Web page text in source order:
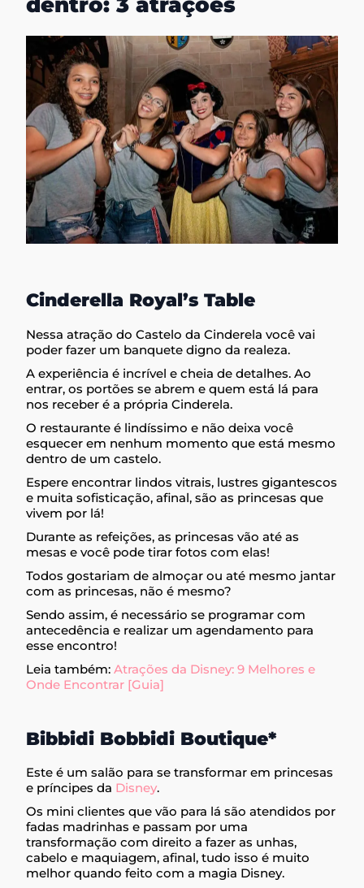
Cinderella Royal’s Table
Nessa atração do Castelo da Cinderela você vai
poder fazer um banquete digno da realeza.
A experiência é incrível e cheia de detalhes. Ao
entrar, os portões se abrem e quem está lá para
nos receber é a própria Cinderela.
O restaurante é lindíssimo e não deixa você
esquecer em nenhum momento que está mesmo
dentro de um castelo.
Espere encontrar lindos vitrais, lustres gigantescos
e muita sofisticação, afinal, são as princesas que
vivem por lá!
Durante as refeições, as princesas vão até as
mesas e você pode tirar fotos com elas!
Todos gostariam de almoçar ou até mesmo jantar
com as princesas, não é mesmo?
Sendo assim, é necessário se programar com
antecedência e realizar um agendamento para
esse encontro!
Leia também:Atrações da Disney: 9 Melhores e
Onde Encontrar [Guia]
Bibbidi Bobbidi Boutique*
Este é um salão para se transformar em princesas
e príncipes da Disney.
Os mini clientes que vão para lá são atendidos por
fadas madrinhas e passam por uma
transformação com direito a fazer as unhas,
cabelo e maquiagem, afinal, tudo isso é muito
melhor quando feito com a magia Disney.